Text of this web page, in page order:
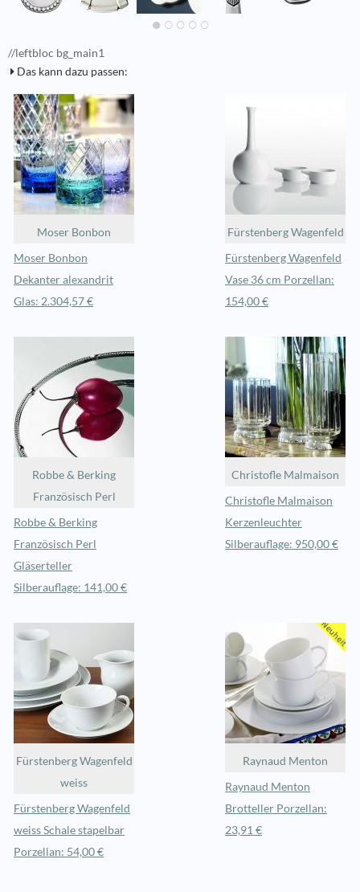
//leftbloc bg_main1
Das kann dazu passen:
Moser Bonbon
Moser Bonbon
Dekanter alexandrit
Glas: 2.304,57 €
Fürstenberg Wagenfeld
Fürstenberg Wagenfeld
Vase 36 cm Porzellan:
154,00 €
Robbe & Berking
Französisch Perl
Robbe & Berking
Französisch Perl
Gläserteller
Silberauflage: 141,00 €
Christofle Malmaison
Christofle Malmaison
Kerzenleuchter
Silberauflage: 950,00 €
Fürstenberg Wagenfeld
weiss
Fürstenberg Wagenfeld
weiss Schale stapelbar
Porzellan: 54,00 €
Raynaud Menton
Raynaud Menton
Brotteller Porzellan:
23,91 €